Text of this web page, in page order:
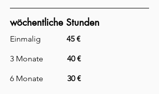
wöchentliche Stunden
Einmalig 45 €
3 Monate 40 €
6 Monate 30 €